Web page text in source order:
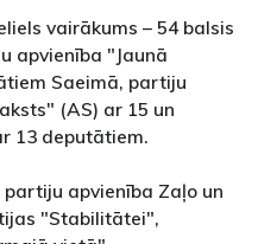
vairākums – 54 balsis
apvienība "Jaunā
Saeimā, partiju
(AS) ar 15 un
13 deputātiem.
apvienība Zaļo un
"Stabilitātei",